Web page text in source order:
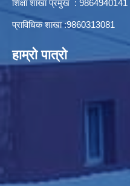
शिक्षा शाखा प्रमुख : 9864940141
प्राविधिक शाखा :9860313081
हाम्रो पात्रो